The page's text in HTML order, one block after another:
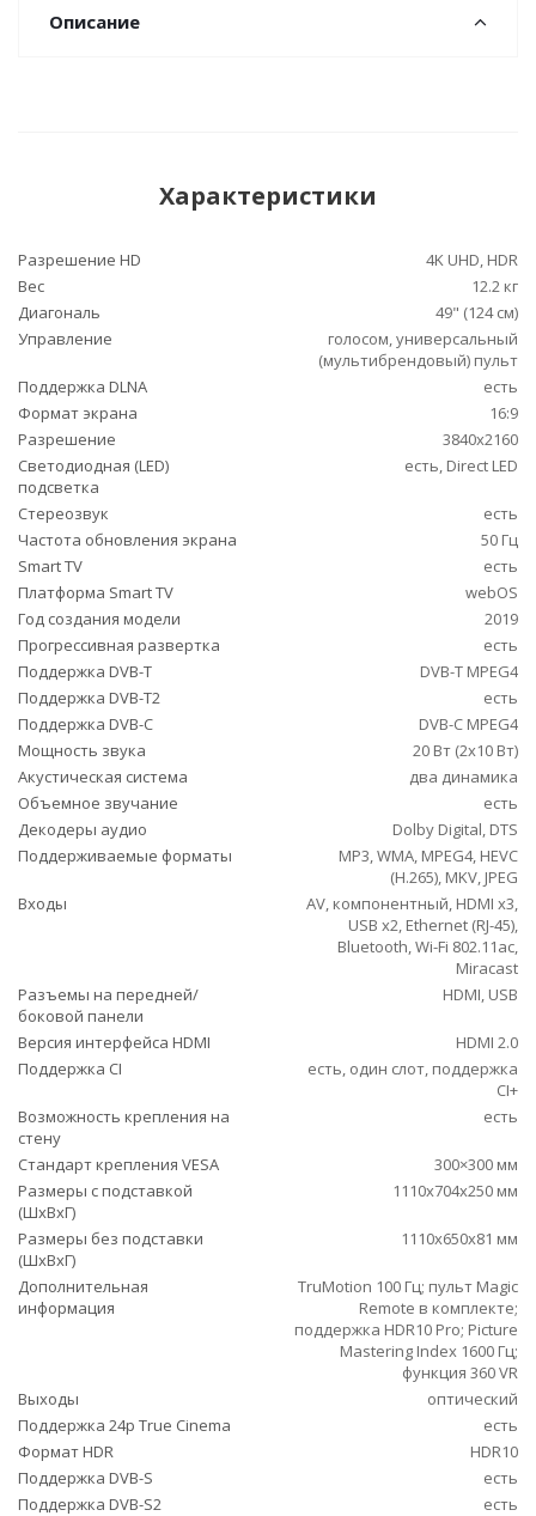
Описание
Характеристики
Разрешение HD
4K UHD, HDR
Вес
12.2 кг
Диагональ
49" (124 см)
Управление
голосом, универсальный
(мультибрендовый) пульт
Поддержка DLNA
есть
Формат экрана
16:9
Разрешение
3840x2160
Светодиодная (LED)
подсветка
есть, Direct LED
Стереозвук
есть
Частота обновления экрана
50 Гц
Smart TV
есть
Платформа Smart TV
webOS
Год создания модели
2019
Прогрессивная развертка
есть
Поддержка DVB-T
DVB-T MPEG4
Поддержка DVB-T2
есть
Поддержка DVB-C
DVB-C MPEG4
Мощность звука
20 Вт (2х10 Вт)
Акустическая система
два динамика
Объемное звучание
есть
Декодеры аудио
Dolby Digital, DTS
Поддерживаемые форматы
MP3, WMA, MPEG4, HEVC
(H.265), MKV, JPEG
Входы
AV, компонентный, HDMI x3,
USB x2, Ethernet (RJ-45),
Bluetooth, Wi-Fi 802.11ac,
Miracast
Разъемы на передней/
боковой панели
HDMI, USB
Версия интерфейса HDMI
HDMI 2.0
Поддержка CI
есть, один слот, поддержка
CI+
Возможность крепления на
стену
есть
Стандарт крепления VESA
300×300 мм
Размеры с подставкой
(ШxВxГ)
1110x704x250 мм
Размеры без подставки
(ШxВxГ)
1110x650x81 мм
Дополнительная
информация
TruMotion 100 Гц; пульт Magic
Remote в комплекте;
поддержка HDR10 Pro; Picture
Mastering Index 1600 Гц;
функция 360 VR
Выходы
оптический
Поддержка 24p True Cinema
есть
Формат HDR
HDR10
Поддержка DVB-S
есть
Поддержка DVB-S2
есть